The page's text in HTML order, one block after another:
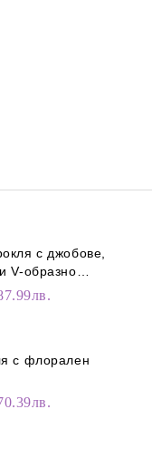
с джобове,
V-образно
с флорален